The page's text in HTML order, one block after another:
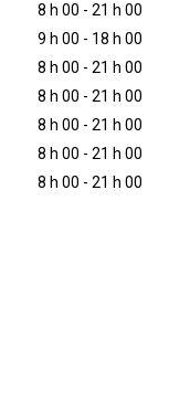
8 h 00 - 21 h 00
9 h 00 - 18 h 00
8 h 00 - 21 h 00
8 h 00 - 21 h 00
8 h 00 - 21 h 00
8 h 00 - 21 h 00
8 h 00 - 21 h 00